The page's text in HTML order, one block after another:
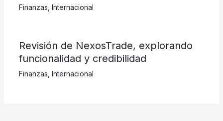
Finanzas, Internacional
Revisión de NexosTrade, explorando
funcionalidad y credibilidad
Finanzas, Internacional